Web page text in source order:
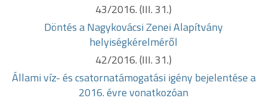
43/2016. (III. 31.)
Döntés a Nagykovácsi Zenei Alapítvány
helyiségkérelméről
42/2016. (III. 31.)
Állami víz- és csatornatámogatási igény bejelentése a
2016. évrevonatkozóan